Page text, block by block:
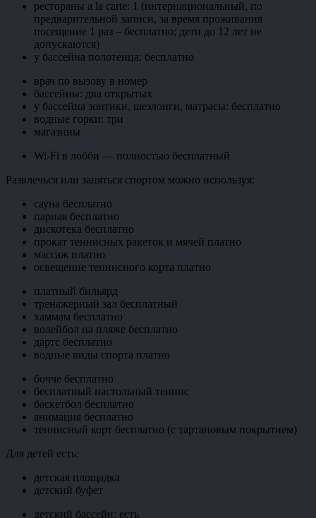
рестораны a la carte: 1 (интернациональный, по
предварительной записи, за время проживания
посещение 1 раз – бесплатно; дети до 12 лет не
допускаются)
у бассейна полотенца: бесплатно
врач по вызову в номер
бассейны: два открытых
у бассейна зонтики, шезлонги, матрасы: бесплатно
водные горки: три
магазины
Wi-Fi в лобби — полностью бесплатный
Развлечься или заняться спортом можно используя:
сауна бесплатно
парная бесплатно
дискотека бесплатно
прокат теннисных ракеток и мячей платно
массаж платно
освещение теннисного корта платно
платный бильярд
тренажерный зал бесплатный
хаммам бесплатно
волейбол на пляже бесплатно
дартс бесплатно
водные виды спорта платно
бочче бесплатно
бесплатный настольный теннис
баскетбол бесплатно
анимация бесплатно
теннисный корт бесплатно (с тартановым покрытием)
Для детей есть:
детская площадка
детский буфет
детский бассейн: есть